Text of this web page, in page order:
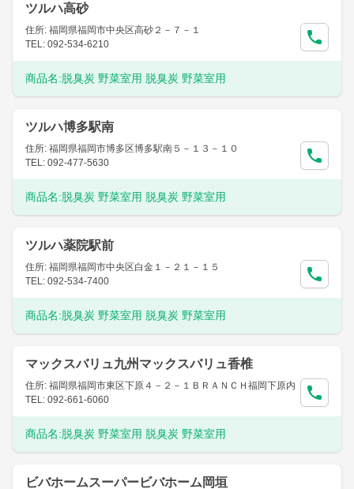
ツルハ高砂
住所: 福岡県福岡市中央区高砂２－７－１
TEL: 092-534-6210
商品名:脱臭炭 野菜室用 脱臭炭 野菜室用
ツルハ博多駅南
住所: 福岡県福岡市博多区博多駅南５－１３－１０
TEL: 092-477-5630
商品名:脱臭炭 野菜室用 脱臭炭 野菜室用
ツルハ薬院駅前
住所: 福岡県福岡市中央区白金１－２１－１５
TEL: 092-534-7400
商品名:脱臭炭 野菜室用 脱臭炭 野菜室用
マックスバリュ九州マックスバリュ香椎
住所: 福岡県福岡市東区下原４－２－１ＢＲＡＮＣＨ福岡下原内
TEL: 092-661-6060
商品名:脱臭炭 野菜室用 脱臭炭 野菜室用
ビバホームスーパービバホーム岡垣